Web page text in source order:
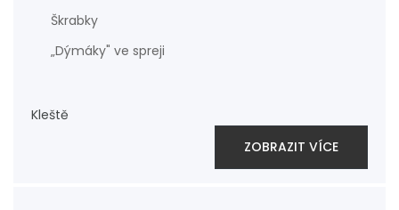
Škrabky
„Dýmáky" ve spreji
Kleště
ZOBRAZIT VÍCE